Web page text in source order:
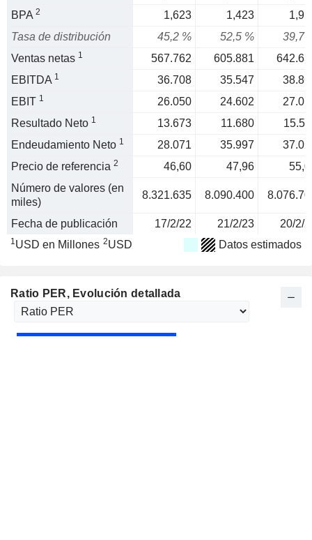
BPA 2 1,623 1,423
Tasa de distribución
45,2 % 52,5 %
39,7
Ventas netas 1 567.762 605.881
EBITDA 1 36.708 35.547
EBIT 1 26.050 24.602
Resultado Neto 1 13.673 11.680
Endeudamiento Neto 1 28.071 35.997
Precio de referencia 2 46,60 47,96
Número de valores (en
miles)
8.321.635 8.090.400
Fecha de publicación 17/2/22 21/2/23 20/2/
1USD en Millones 2USD Datos estimados
Ratio PER, Evolución detallada